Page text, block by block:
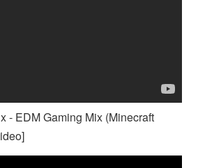
- EDM Gaming Mix (Minecraft